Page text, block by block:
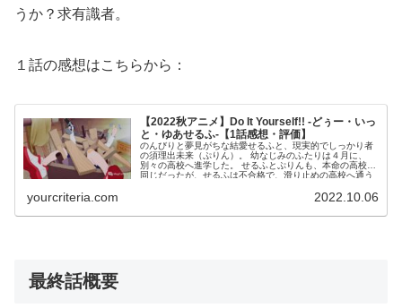
うか？求有識者。
１話の感想はこちらから：
【2022秋アニメ】Do It Yourself!! -どぅー・いっ
と・ゆあせるふ-【1話感想・評価】
のんびりと夢見がちな結愛せるふと、現実的でしっかり者
の須理出未来（ぷりん）。 幼なじみのふたりは４月に、
別々の高校へ進学した。 せるふとぷりんも、本命の高校は
同じだったが、せるふは不合格で、滑り止めの高校へ通う
車を壊してしまい、途方に暮れていた所を、同じ学校の先
輩の矢差暮礼（くれい）に助けられる。 手際よく自転車を
修理したくれいは、ＤＩＹ部の部長だった。 せるふは、Ｄ
yourcriteria.com 2022.10.06
最終話概要